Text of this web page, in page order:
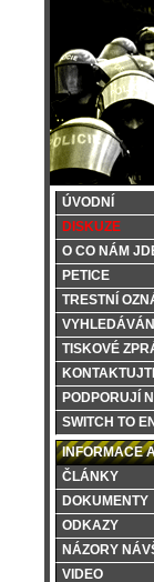
ÚVODNÍ
DISKUZE
O CO NÁM
PETICE
TRESTNÍ
VYHLEDÁVÁNÍ
TISKOVÉ
PODPORUJÍ
SWITCH TO
INFORMACE
ČLÁNKY
DOKUMENTY
ODKAZY
NÁZORY
VIDEO